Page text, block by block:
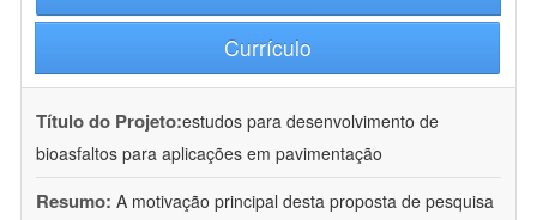
Currículo
Título do Projeto:estudos para desenvolvimento de
bioasfaltos para aplicações em pavimentação
Resumo: A motivação principal desta proposta de pesquisa